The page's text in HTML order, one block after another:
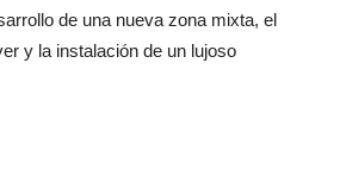
de una nueva zona mixta, el
y la instalación de un lujoso